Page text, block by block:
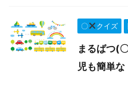
〇 クイズ
まるばつ(
児も簡単